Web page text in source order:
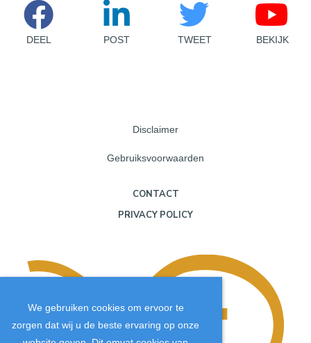
DEEL POST TWEET BEKIJK
Disclaimer
Gebruiksvoorwaarden
CONTACT
PRIVACY POLICY
We gebruiken cookies om ervoor te
zorgen dat wij u de beste ervaring op onze